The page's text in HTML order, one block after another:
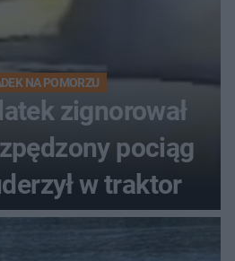
NA POMORZU
zignorował
pociąg
w traktor